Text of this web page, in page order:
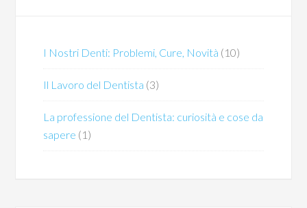
I Nostri Denti: Problemi, Cure, Novità (10)
Il Lavoro del Dentista (3)
La professione del Dentista: curiosità e cose da
sapere (1)